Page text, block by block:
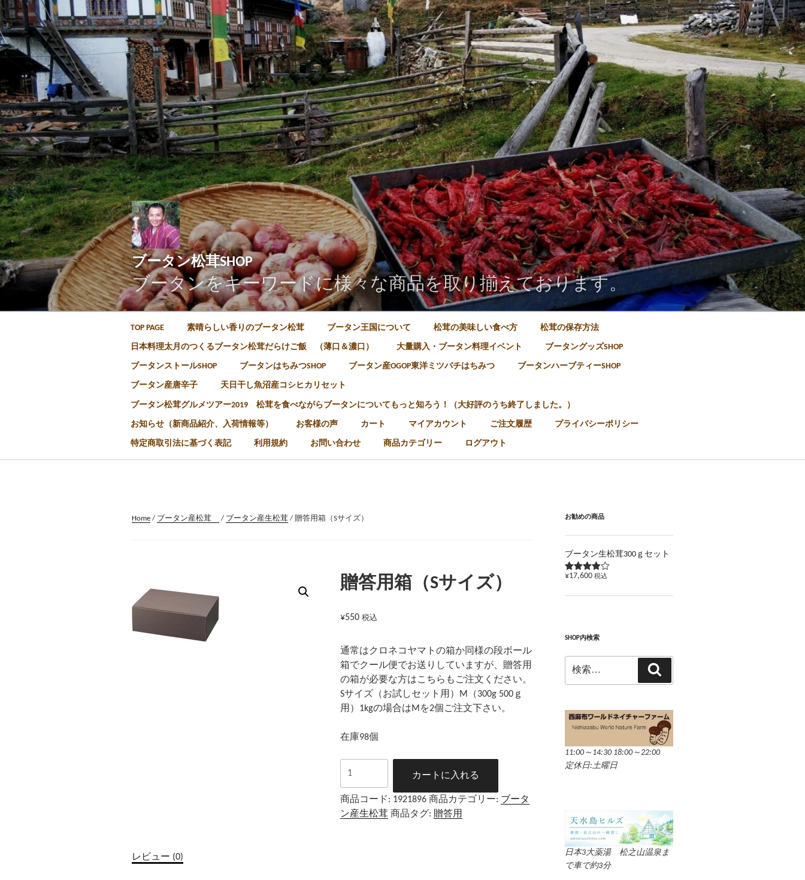
コ
ン
テ
ン
へ
ス
キ
ッ
プ
ブータン松茸SHOP
ブータンをキーワードに様々な商品を取り揃えております。
TOP PAGE 素晴らしい香りのブータン松茸 ブータン王国について 松茸の美味しい食べ方 松茸の保存方法
日本料理太月のつくるブータン松茸だらけご飯 （薄口＆濃口） 大量購入・ブータン料理イベント ブータングッズSHOP
ブータンストールSHOP ブータンはちみつSHOP ブータン産OGOP東洋ミツバチはちみつ ブータンハーブティーSHOP
ブータン産唐辛子 天日干し魚沼産コシヒカリセット
ブータン松茸グルメツアー2019 松茸を食べながらブータンについてもっと知ろう！（大好評のうち終了しました。）
お知らせ（新商品紹介、入荷情報等） お客様の声 カート マイアカウント ご注文履歴 プライバシーポリシー
特定商取引法に基づく表記 利用規約 お問い合わせ 商品カテゴリー ログアウト
Home / ブータン産松茸 / ブータン産生松茸 / 贈答用箱（Sサイズ）
贈答用箱（Sサイズ）
¥550 税込
通常はクロネコヤマトの箱か同様の段ボール
箱でクール便でお送りしていますが、贈答用
の箱が必要な方はこちらもご注文ください。
Sサイズ（お試しセット用）M（300g 500ｇ
用）1kgの場合はMを2個ご注文下さい。
在庫98個
用
箱
カートに入れる
商品コード: 1921896 商品カテゴリー: ブータ
ン産生松茸 商品タグ: 贈答用
レビュー (0)
お勧めの商品
ブータン生松茸300ｇセット
5段階で
評価
¥17,600 税込
SHOP内検索
索:
索
11:00～14:30 18:00～22:00
定休日:土曜日
日本3大薬湯 松之山温泉ま
で車で約3分